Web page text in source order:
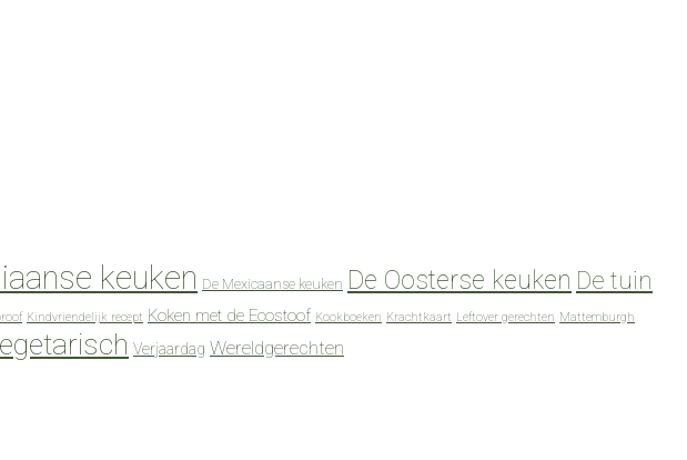
keuken De Mexicaanse keuken De Oosterse keuken De tuin
Kindvriendelijk recept Koken met de Ecostoof Kookboeken Krachtkaart Leftover gerechten Mattemburgh
Verjaardag Wereldgerechten